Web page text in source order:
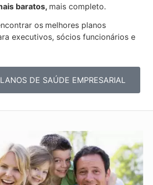
baratos, mais completo.
os melhores planos
executivos, sócios funcionários e
DE SAÚDE EMPRESARIAL